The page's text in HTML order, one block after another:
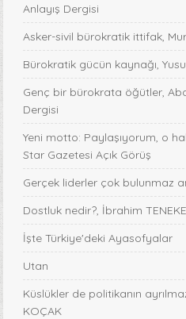
Anlayış Dergisi
Asker-sivil bürokratik ittifak,
Bürokratik gücün kaynağı,
Genç bir bürokrata öğütler,
Dergisi
Yeni motto: Paylaşıyorum, o
Star Gazetesi Açık Görüş
Gerçek liderler çok bulunmaz
Dostluk nedir?, İbrahim
İşte Türkiye'deki Ayasofyalar
Utan
Küslükler de politikanın
KOÇAK